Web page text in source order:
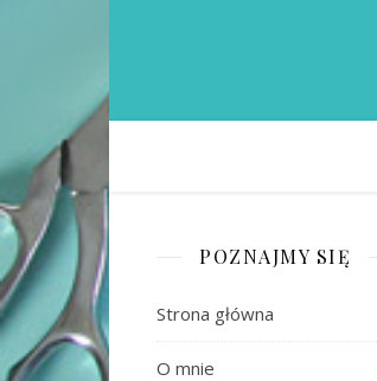
POZNAJMY SIĘ
Strona główna
O mnie